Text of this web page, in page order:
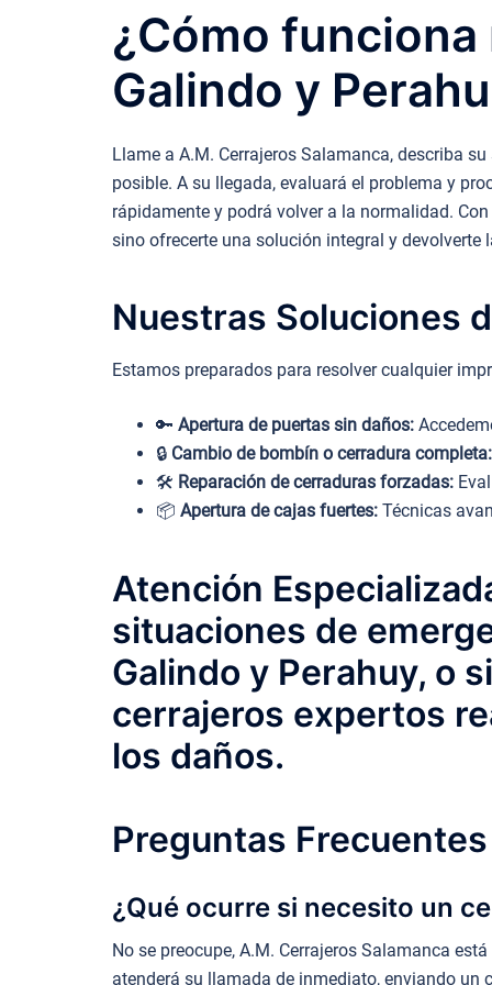
¿Cómo
Galindo y
Llame a A.M. Cerrajeros Salamanca, describa
posible. A su llegada, evaluará el problema y
rápidamente y podrá volver a la normalidad.
sino ofrecerte una solución integral y
Nuestras Soluciones
Estamos preparados para resolver cualquier
🔑 Apertura de puertas sin daños:
🔒 Cambio de bombín o cerradura completa:
🛠️ Reparación de cerraduras forzadas:
📦 Apertura de cajas fuertes: Técnicas
Atención
situaciones de
Galindo y Perahuy, o
cerrajeros expertos
los daños.
Preguntas
¿Qué ocurre si necesito un
No se preocupe, A.M. Cerrajeros Salamanca
atenderá su llamada de inmediato, enviando un